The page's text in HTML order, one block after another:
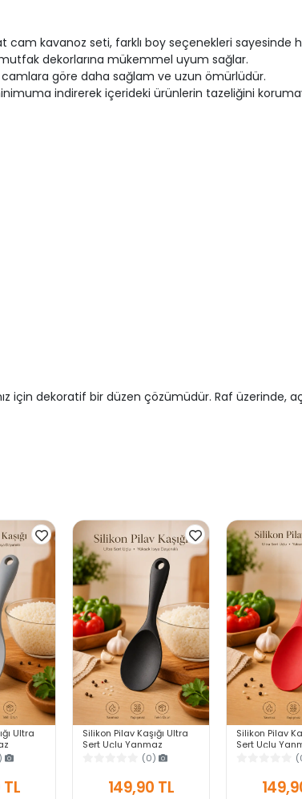
cam kavanoz seti, farklı boy seçenekleri
dekorlarına mükemmel uyum sağlar.
camlara göre daha sağlam ve uzun ömürlüdür.
indirerek içerideki ürünlerin tazeliğini
için dekoratif bir düzen çözümüdür. Raf
Ultra
Silikon Pilav Kaşığı Ultra
Sert Uçlu Yanmaz
Yapışmaz Isıya Dayanıklı
Siyah Servis Yemek Kaşığı
(0)
149,90 TL
Silikon Pilav
Sert Uçlu
Yapışmaz
Kırmızı Servis
Kaşığı